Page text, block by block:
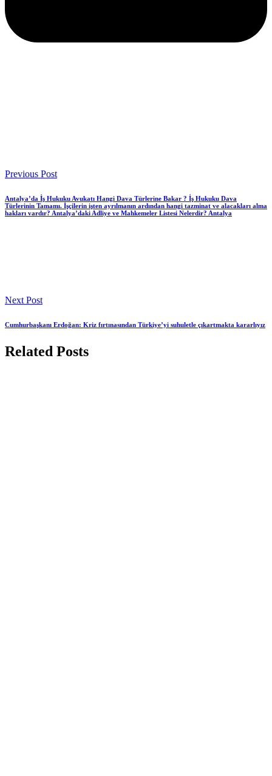
Previous Post
Antalya’da İş Hukuku Avukatı Hangi Dava Türlerine Bakar ? İş Hukuku Dava
Türlerinin Tamamı. İşçilerin işten ayrılmanın ardından hangi tazminat ve alacakları alma
hakları vardır? Antalya’daki Adliye ve Mahkemeler Listesi Nelerdir? Antalya
Next Post
Cumhurbaşkanı Erdoğan: Kriz fırtınasından Türkiye’yi suhuletle çıkartmakta kararlıyız
Related Posts